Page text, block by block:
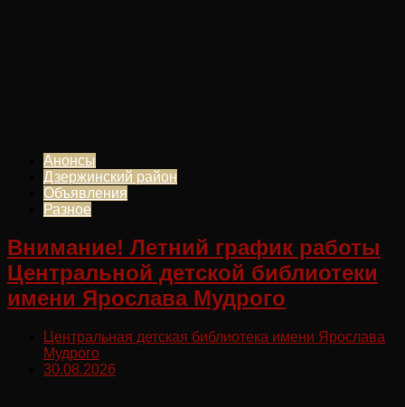
Анонсы
Дзержинский район
Объявления
Разное
Внимание! Летний график работы
Центральной детской библиотеки
имени Ярослава Мудрого
Центральная детская библиотека имени Ярослава
Мудрого
30.08.2026